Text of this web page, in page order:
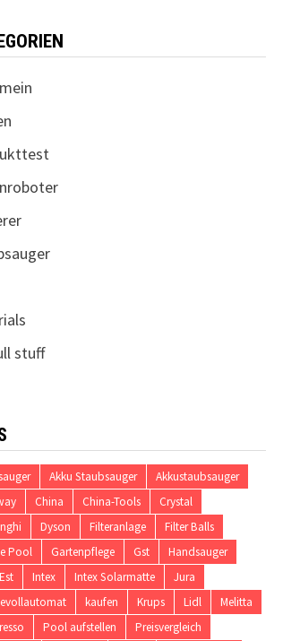
stuff
Akku Staubsauger
Akkustaubsauger
China China-Tools
Crystal
Dyson Filteranlage
Filter Balls
Pool
Gartenpflege Gst
Handsauger
Intex Intex Solarmatte
Jura
kaufen Krups Lidl
Melitta
Pool aufstellen
Preisvergleich